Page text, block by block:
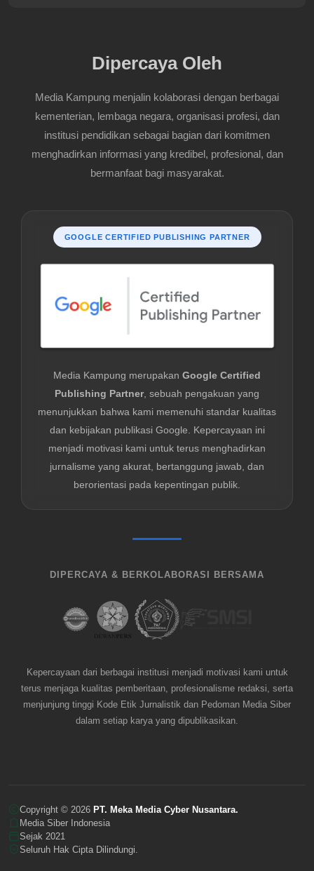
Dipercaya Oleh
Media Kampung menjalin kolaborasi dengan berbagai
kementerian, lembaga negara, organisasi profesi, dan
institusi pendidikan sebagai bagian dari komitmen
menghadirkan informasi yang kredibel, profesional, dan
bermanfaat bagi masyarakat.
GOOGLE CERTIFIED PUBLISHING PARTNER
Media Kampung merupakan Google Certified
Publishing Partner, sebuah pengakuan yang
menunjukkan bahwa kami memenuhi standar kualitas
dan kebijakan publikasi Google. Kepercayaan ini
menjadi motivasi kami untuk terus menghadirkan
jurnalisme yang akurat, bertanggung jawab, dan
berorientasi pada kepentingan publik.
DIPERCAYA & BERKOLABORASI BERSAMA
Kepercayaan dari berbagai institusi menjadi motivasi kami untuk
terus menjaga kualitas pemberitaan, profesionalisme redaksi, serta
menjunjung tinggi Kode Etik Jurnalistik dan Pedoman Media Siber
dalam setiap karya yang dipublikasikan.
Copyright © 2026 PT. Meka Media Cyber Nusantara.
Media Siber Indonesia
Sejak 2021
Seluruh Hak Cipta Dilindungi.